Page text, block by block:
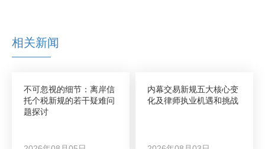
相关新闻
不可忽视的细节：离岸信
托个税新规的若干疑难问
题探讨
内幕交易新规五大核心变
化及律师执业机遇和挑战